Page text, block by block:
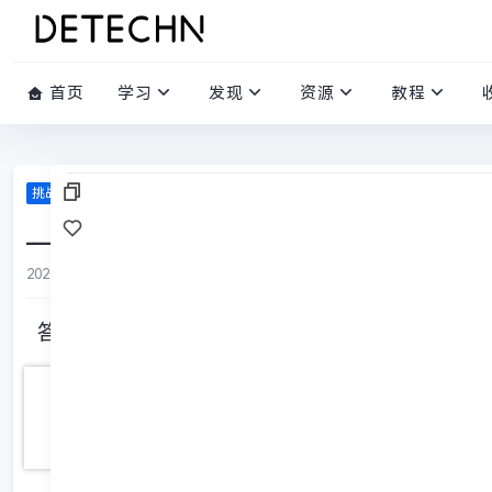
首页 学习 发现 资源 教程
挑战答题库
____________ ，病树前头万木春。（刘禹锡《酬乐天
2020-02-29
答案: